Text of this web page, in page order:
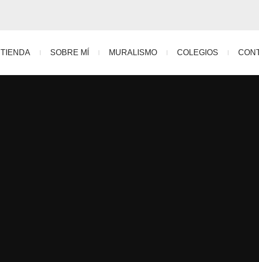
TIENDA SOBRE MÍ MURALISMO COLEGIOS